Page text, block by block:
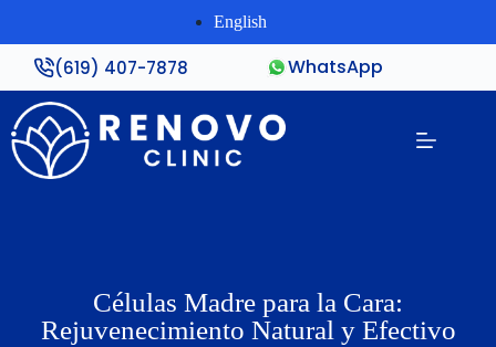
English
(619) 407-7878 WhatsApp
Células Madre para la Cara:
Rejuvenecimiento Natural y Efectivo